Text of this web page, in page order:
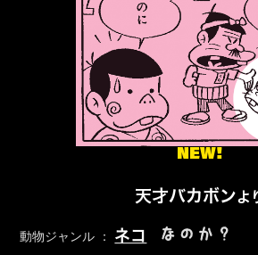
NEW!
天才バカボンよ
動物ジャンル ： ネコ なのか？